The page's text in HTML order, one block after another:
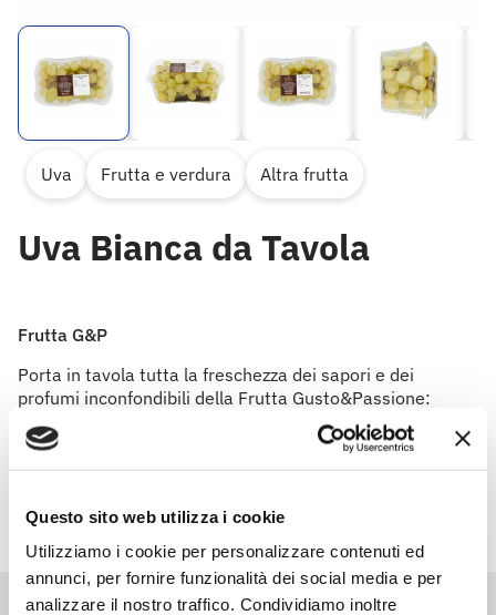
Questo sito web utilizza i cookie
Utilizziamo i cookie per personalizzare contenuti ed
annunci, per fornire funzionalità dei social media e per
analizzare il nostro traffico. Condividiamo inoltre
Uva Frutta e verdura Altra frutta
Uva Bianca da Tavola
Frutta G&P
Porta in tavola tutta la freschezza dei sapori e dei
profumi inconfondibili della Frutta Gusto&Passione:
un'ampia gamma di varietà di frutta accuratamente
selezionata per te.